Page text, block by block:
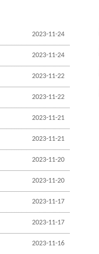
2023-11-24
2023-11-24
2023-11-22
2023-11-22
2023-11-21
2023-11-21
2023-11-20
2023-11-20
2023-11-17
2023-11-17
2023-11-16